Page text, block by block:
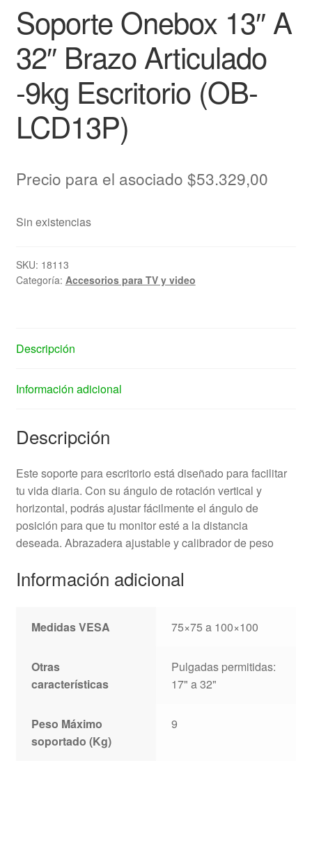
Soporte Onebox 13″ A
32″ Brazo Articulado
-9kg Escritorio (OB-
LCD13P)
Precio para el asociado $53.329,00
Sin existencias
SKU: 18113
Categoría: Accesorios para TV y video
Descripción
Información adicional
Descripción
Este soporte para escritorio está diseñado para facilitar
tu vida diaria. Con su ángulo de rotación vertical y
horizontal, podrás ajustar fácilmente el ángulo de
posición para que tu monitor esté a la distancia
deseada. Abrazadera ajustable y calibrador de peso
Información adicional
Medidas VESA 75×75 a 100×100
Otras
características
Pulgadas permitidas:
17" a 32"
Peso Máximo
soportado (Kg)
9